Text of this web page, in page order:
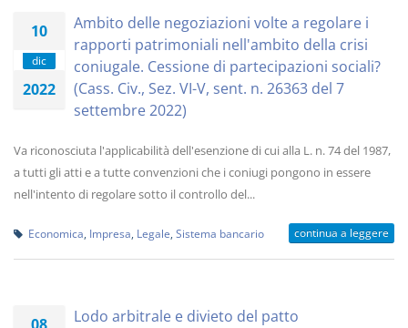
10
dic
2022
Ambito delle negoziazioni volte a regolare i
rapporti patrimoniali nell'ambito della crisi
coniugale. Cessione di partecipazioni sociali?
(Cass. Civ., Sez. VI-V, sent. n. 26363 del 7
settembre 2022)
Va riconosciuta l'applicabilità dell'esenzione di cui alla L. n. 74 del 1987,
a tutti gli atti e a tutte convenzioni che i coniugi pongono in essere
nell'intento di regolare sotto il controllo del...
Economica Impresa Legale Sistema bancario continua a leggere
Lodo arbitrale e divieto del patto